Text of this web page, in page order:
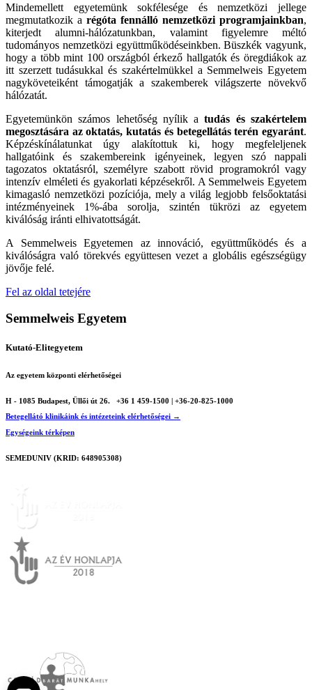
Mindemellett egyetemünk sokfélesége és nemzetközi jellege
megmutatkozik a régóta fennálló nemzetközi programjainkban,
kiterjedt alumni-hálózatunkban, valamint figyelemre méltó
tudományos nemzetközi együttműködéseinkben. Büszkék vagyunk,
hogy a több mint 100 országból érkező hallgatók és öregdiákok az
itt szerzett tudásukkal és szakértelmükkel a Semmelweis Egyetem
nagyköveteiként támogatják a szakemberek világszerte növekvő
hálózatát.
Egyetemünkön számos lehetőség nyílik atudás és szakértelem
megosztására az oktatás, kutatás és betegellátás terén egyaránt.
Képzéskínálatunkat úgy alakítottuk ki, hogy megfeleljenek
hallgatóink és szakembereink igényeinek, legyen szó nappali
tagozatos oktatásról, személyre szabott rövid programokról vagy
intenzív elméleti és gyakorlati képzésekről. A Semmelweis Egyetem
kimagasló nemzetközi pozíciója, mely a világ legjobb felsőoktatási
intézményeinek 1%-ába sorolja, szintén tükrözi az egyetem
kiválóság iránti elhivatottságát.
A Semmelweis Egyetemen az innováció, együttműködés és a
kiválóságra való törekvés együttesen vezet a globális egészségügy
jövője felé.
Fel az oldal tetejére
Semmelweis Egyetem
Kutató-Elitegyetem
Az egyetem központi elérhetőségei
H - 1085 Budapest, Üllői út 26.
+36 1 459-1500 | +36-20-825-1000
Betegellátó klinikáink és intézeteink elérhetőségei →
Egységeink térképen
SEMEDUNIV (KRID: 648905308)